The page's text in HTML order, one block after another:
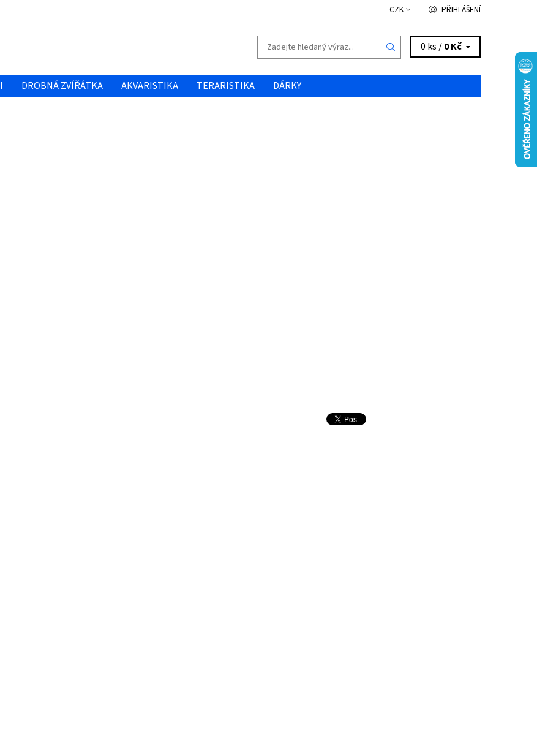
CZK PŘIHLÁŠENÍ
0 ks /0 Kč
DROBNÁ ZVÍŘÁTKA AKVARISTIKA TERARISTIKA
DÁRKY